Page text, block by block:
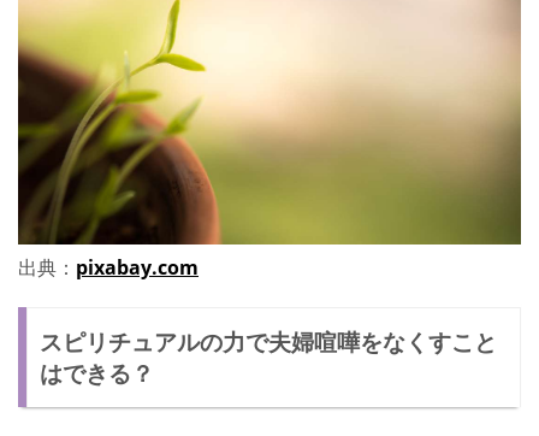
出典： pixabay.com
スピリチュアルの力で夫婦喧嘩をなくすこと
はできる？